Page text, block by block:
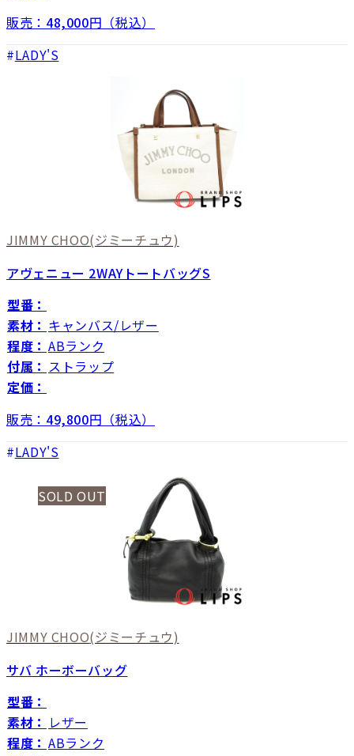
販売： 48,000円（税込）
LADY'S
JIMMY CHOO(ジミーチュウ)
アヴェニュー 2WAYトートバッグS
型番：
素材： キャンバス/レザー
程度： ABランク
付属： ストラップ
定価：
販売： 49,800円（税込）
LADY'S
SOLD OUT
JIMMY CHOO(ジミーチュウ)
サバ ホーボーバッグ
型番：
素材： レザー
程度： ABランク